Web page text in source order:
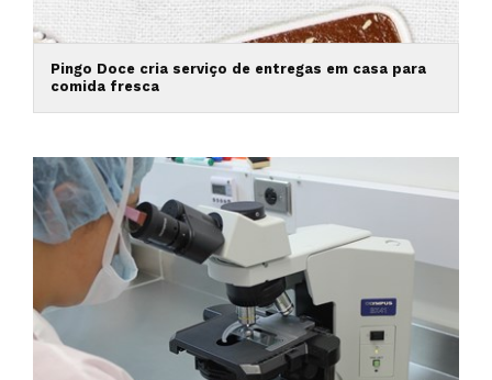
Pingo Doce cria serviço de entregas em casa para
comida fresca